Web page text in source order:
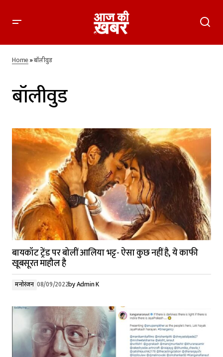
Home»बॉलीवुड
बॉलीवुड
बायकॉट ट्रेंड पर बोलीं आलिया भट्ट- ऐसा कुछ नहीं है, ये काफी
खूबसूरत माहौल है
मनोरंजन 08/09/2022byAdmin K